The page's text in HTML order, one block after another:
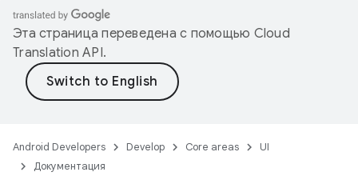
Эта страница переведена с помощью Cloud
Translation API.
Android Developers Develop Core areas
UI
Документация